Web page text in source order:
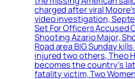
charged after viral
video investigation,
Set For Officers Accused
Shooting Azario Major,
Road area BIG Sunday
injured two others, Theo
becomes the country’s
fatality victim, Two